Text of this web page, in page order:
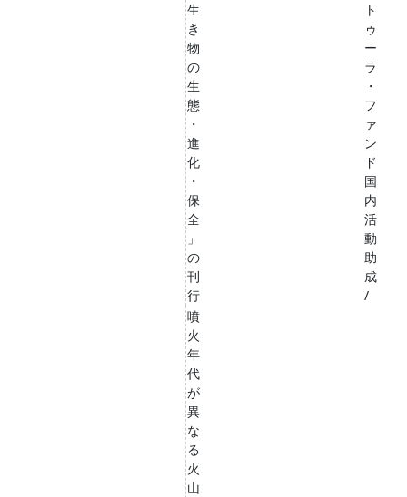
生
き
物
の
生
態
・
進
化
・
保
全
」
の
刊
行
ト
ゥ
ー
ラ
・
フ
ァ
ン
ド
国
内
活
動
助
成
/
噴
火
年
代
が
異
な
る
火
山